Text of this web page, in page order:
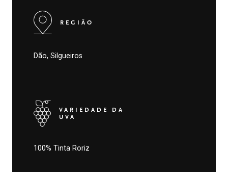
REGIÃO
Dão, Silgueiros
VARIEDADE DA
UVA
100% Tinta Roriz